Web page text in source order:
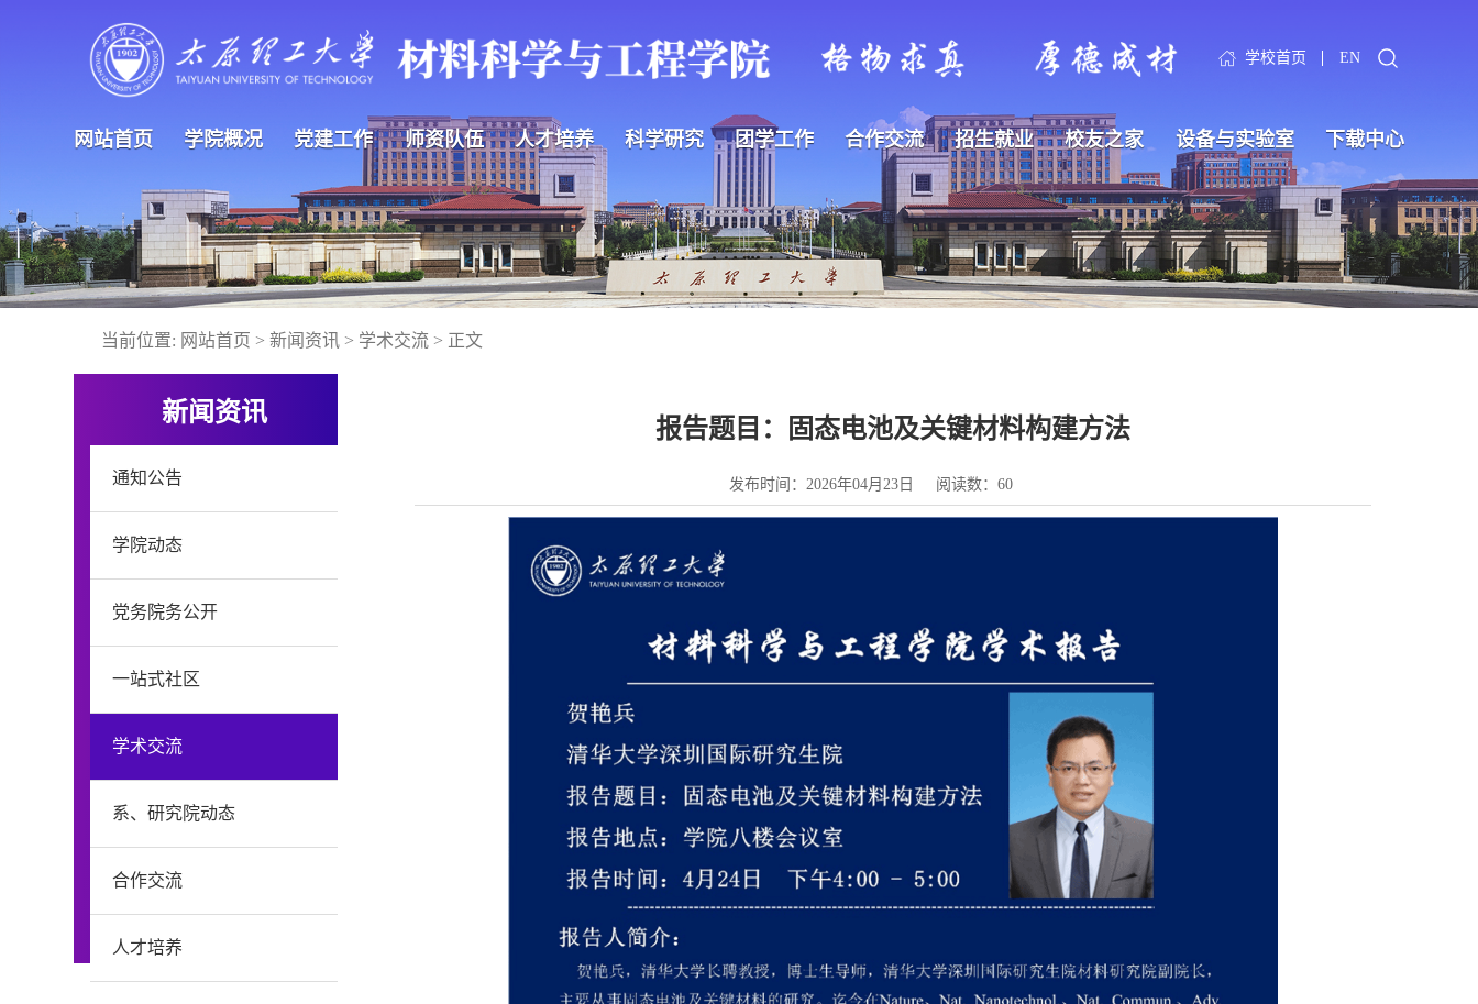
学校首页 EN
网站首页 学院概况 党建工作 师资队伍 人才培养 科学研究 团学工作 合作交流 招生就业 校友之家 设备与实验室 下载中心
当前位置: 网站首页 >新闻资讯 > 学术交流 > 正文
新闻资讯
通知公告
学院动态
党务院务公开
一站式社区
学术交流
系、研究院动态
合作交流
人才培养
报告题目：固态电池及关键材料构建方法
发布时间：2026年04月23日 阅读数： 60